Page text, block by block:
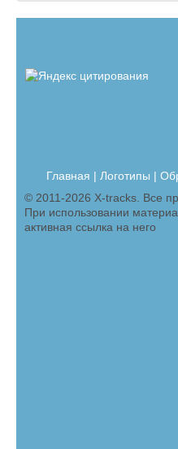
Главная | Логотипы |
© 2011-2026 X-tracks. Все
При использовании
активная ссылка на него